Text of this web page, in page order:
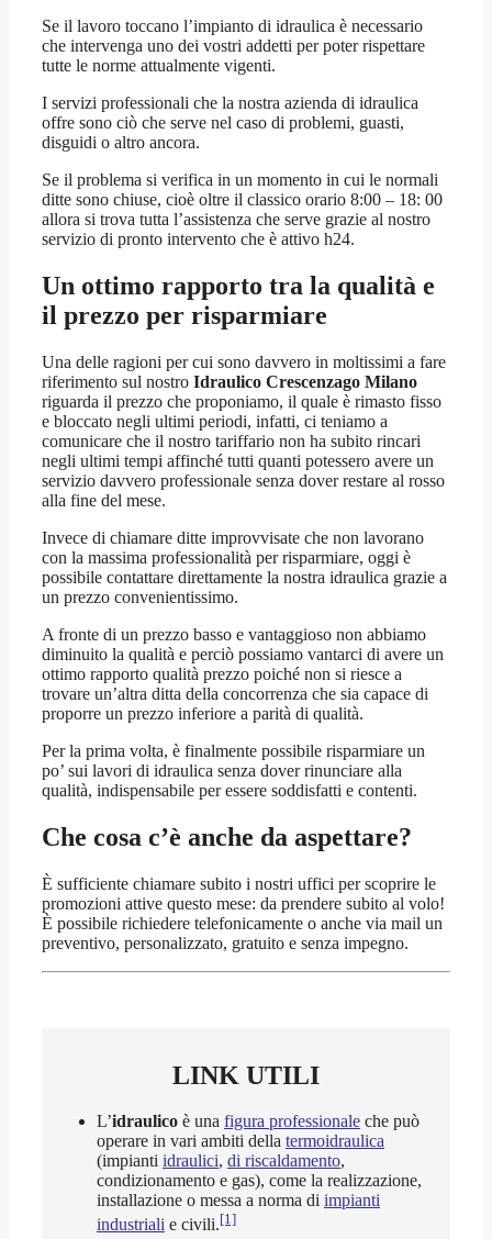
Se il lavoro toccano l’impianto di idraulica è necessario
che intervenga uno dei vostri addetti per poter rispettare
tutte le norme attualmente vigenti.
I servizi professionali che la nostra azienda di idraulica
offre sono ciò che serve nel caso di problemi, guasti,
disguidi o altro ancora.
Se il problema si verifica in un momento in cui le normali
ditte sono chiuse, cioè oltre il classico orario 8:00 – 18: 00
allora si trova tutta l’assistenza che serve grazie al nostro
servizio di pronto intervento che è attivo h24.
Un ottimo rapporto tra la qualità e
il prezzo per risparmiare
Una delle ragioni per cui sono davvero in moltissimi a fare
riferimento sul nostro Idraulico Crescenzago Milano
riguarda il prezzo che proponiamo, il quale è rimasto fisso
e bloccato negli ultimi periodi, infatti, ci teniamo a
comunicare che il nostro tariffario non ha subito rincari
negli ultimi tempi affinché tutti quanti potessero avere un
servizio davvero professionale senza dover restare al rosso
alla fine del mese.
Invece di chiamare ditte improvvisate che non lavorano
con la massima professionalità per risparmiare, oggi è
possibile contattare direttamente la nostra idraulica grazie a
un prezzo convenientissimo.
A fronte di un prezzo basso e vantaggioso non abbiamo
diminuito la qualità e perciò possiamo vantarci di avere un
ottimo rapporto qualità prezzo poiché non si riesce a
trovare un’altra ditta della concorrenza che sia capace di
proporre un prezzo inferiore a parità di qualità.
Per la prima volta, è finalmente possibile risparmiare un
po’ sui lavori di idraulica senza dover rinunciare alla
qualità, indispensabile per essere soddisfatti e contenti.
Che cosa c’è anche da aspettare?
È sufficiente chiamare subito i nostri uffici per scoprire le
promozioni attive questo mese: da prendere subito al volo!
È possibile richiedere telefonicamente o anche via mail un
preventivo, personalizzato, gratuito e senza impegno.
LINK UTILI
L’idraulico è una figura professionale che può
operare in vari ambiti della termoidraulica
(impianti idraulici, di riscaldamento,
condizionamento e gas), come la realizzazione,
installazione o messa a norma di impianti
industriali e civili.[1]